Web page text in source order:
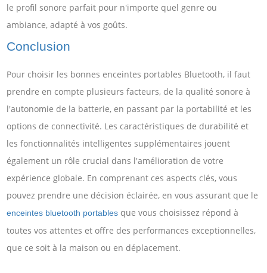
le profil sonore parfait pour n'importe quel genre ou
ambiance, adapté à vos goûts.
Conclusion
Pour choisir les bonnes enceintes portables Bluetooth, il faut
prendre en compte plusieurs facteurs, de la qualité sonore à
l'autonomie de la batterie, en passant par la portabilité et les
options de connectivité. Les caractéristiques de durabilité et
les fonctionnalités intelligentes supplémentaires jouent
également un rôle crucial dans l'amélioration de votre
expérience globale. En comprenant ces aspects clés, vous
pouvez prendre une décision éclairée, en vous assurant que le
enceintes bluetooth portables que vous choisissez répond à
toutes vos attentes et offre des performances exceptionnelles,
que ce soit à la maison ou en déplacement.